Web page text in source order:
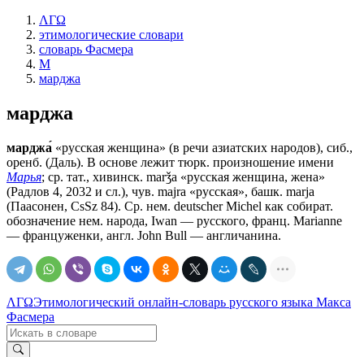
ΛΓΩ
этимологические словари
словарь Фасмера
М
марджа
марджа
марджа́ «русская женщина» (в речи азиатских народов), сиб.,
оренб. (Даль). В основе лежит тюрк. произношение имени
Марья; ср. тат., хивинск. marǯa «русская женщина, жена»
(Радлов 4, 2032 и сл.), чув. majra «русская», башк. marja
(Паасонен, CsSz 84). Ср. нем. deutscher Мiсhеl как собират.
обозначение нем. народа, Iwan — русского, франц. Мarianne
— француженки, англ. John Bull — англичанина.
ΛΓΩЭтимологический онлайн-словарь русского языка Макса
Фасмера